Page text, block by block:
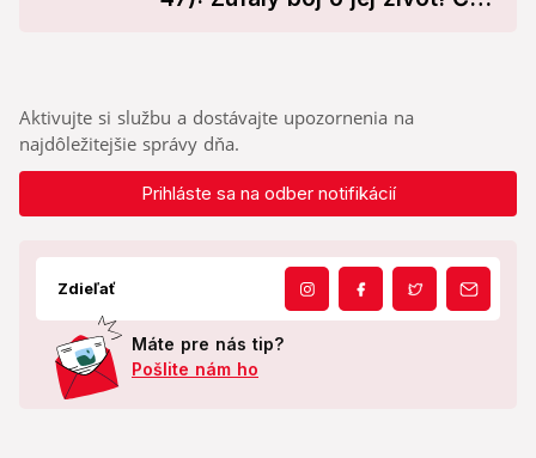
Aktivujte si službu a dostávajte upozornenia na
najdôležitejšie správy dňa.
Prihláste sa na odber notifikácií
Zdieľať
Máte pre nás tip?
Pošlite nám ho